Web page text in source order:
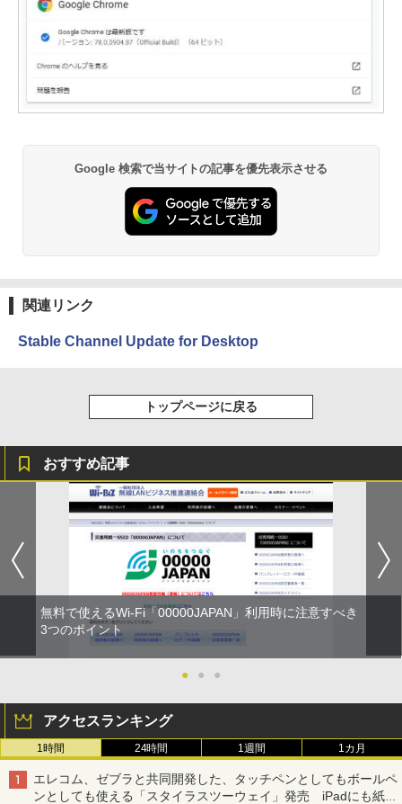
Google 検索で当サイトの記事を優先表示させる
関連リンク
Stable Channel Update for Desktop
トップページに戻る
おすすめ記事
無料で使えるWi-Fi「00000JAPAN」利用時に注意すべき
3つのポイント
● ● ●
アクセスランキング
1時間 24時間 1週間 1カ月
エレコム、ゼブラと共同開発した、タッチペンとしてもボールペ
ンとしても使える「スタイラスツーウェイ」発売 iPadにも紙に